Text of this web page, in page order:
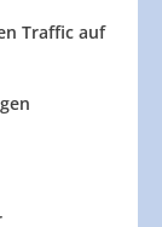
Traffic auf